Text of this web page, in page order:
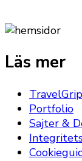
Läs mer
Portfolio
Sajter &